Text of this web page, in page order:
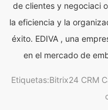
de clientes y negociaci
la eficiencia y la
éxito. EDIVA , una
en el mercado de
Etiquetas:Bitrix24 CRM